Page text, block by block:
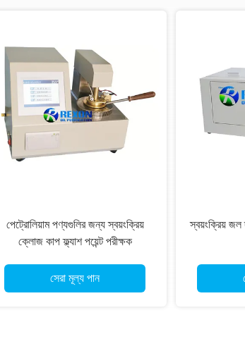
পেট্রোলিয়াম পণ্যগুলির জন্য স্বয়ংক্রিয়
ক্লোজ কাপ ফ্ল্যাশ পয়েন্ট পরীক্ষক
সেরা মূল্য পান
স্বয়ংক্রিয় জল